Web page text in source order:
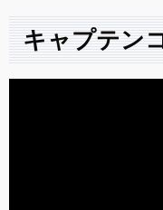
キャプテン